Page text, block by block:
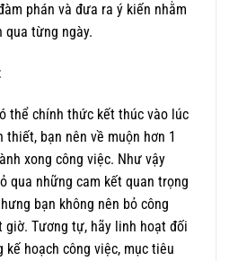
phán và đưa ra ý kiến nhằm
qua từng ngày.
thể chính thức kết thúc vào lúc
thiết, bạn nên về muộn hơn 1
xong công việc. Như vậy
qua những cam kết quan trọng
bạn không nên bỏ công
giờ. Tương tự, hãy linh hoạt đối
hoạch công việc, mục tiêu